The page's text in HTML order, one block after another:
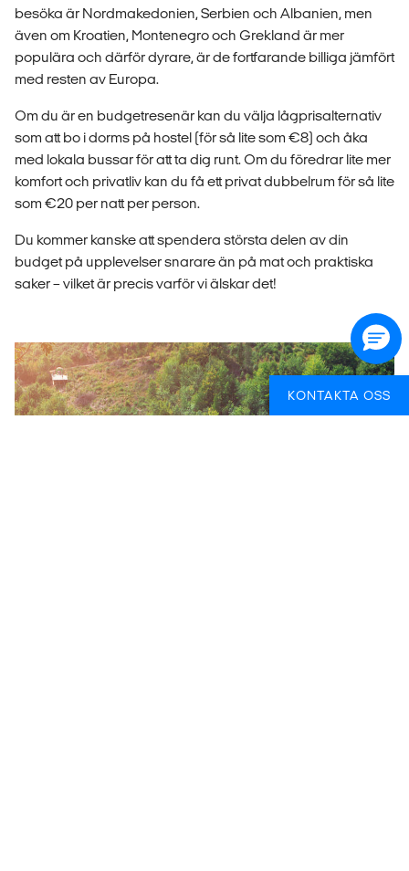
besöka är Nordmakedonien, Serbien och Albanien, men
även om Kroatien, Montenegro och Grekland är mer
populära och därför dyrare, är de fortfarande billiga jämfört
med resten av Europa.
Om du är en budgetresenär kan du välja lågprisalternativ
som att bo i dorms på hostel (för så lite som €8) och åka
med lokala bussar för att ta dig runt. Om du föredrar lite mer
komfort och privatliv kan du få ett privat dubbelrum för så lite
som €20 per natt per person.
Du kommer kanske att spendera största delen av din
budget på upplevelser snarare än på mat och praktiska
saker – vilket är precis varför vi älskar det!
KONTAKTA OSS